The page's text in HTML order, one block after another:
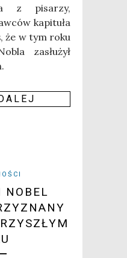
z pisa­rzy,
kapi­tu­ła
że w tym roku
zasłu­żył
NOBEL